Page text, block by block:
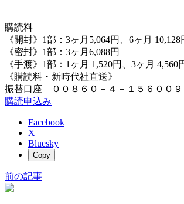
購読料
《開封》1部：3ヶ月5,064円、6ヶ月
《密封》1部：3ヶ月6,088円
《手渡》1部：1ヶ月 1,520円、3ヶ月 4,560
《購読料・新時代社直送》
振替口座 ００８６０－４－１５６００
購読申込み
Facebook
X
Bluesky
Copy
前の記事